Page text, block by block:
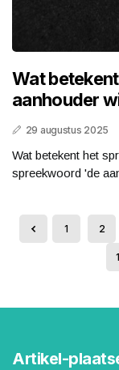
Wat
aanhouder
29 augustus 2025
Wat betekent het
spreekwoord 'de
1 2
Artikel-